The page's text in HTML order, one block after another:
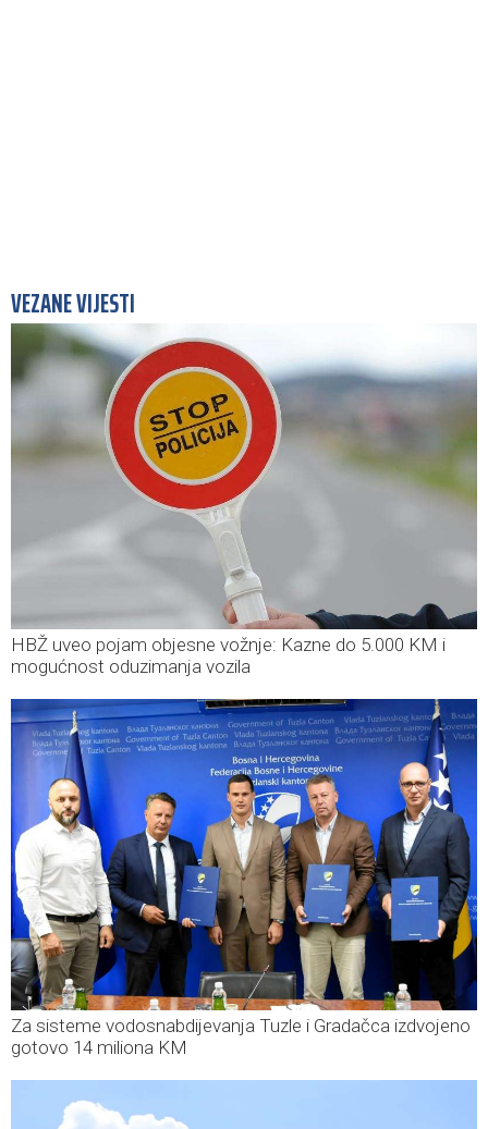
VEZANE VIJESTI
HBŽ uveo pojam objesne vožnje: Kazne do 5.000 KM i
mogućnost oduzimanja vozila
Za sisteme vodosnabdijevanja Tuzle i Gradačca izdvojeno
gotovo 14 miliona KM